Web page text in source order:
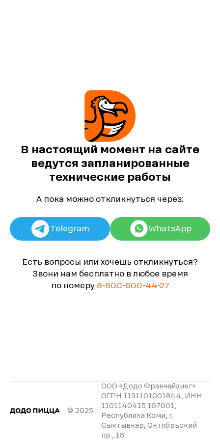
В настоящий момент на сайте
ведутся запланированные
технические работы
А пока можно откликнуться через:
Telegram WhatsApp
Есть вопросы или хочешь откликнуться?
Звони нам бесплатно в любое время
по номеру 8-800-600-44-27
© 2025
ООО «Додо Франчайзинг»
ОГРН 1131101001844, ИНН
1101140415 167001,
Республика Коми, г.
Сыктывкар, Октябрьский
пр., 16